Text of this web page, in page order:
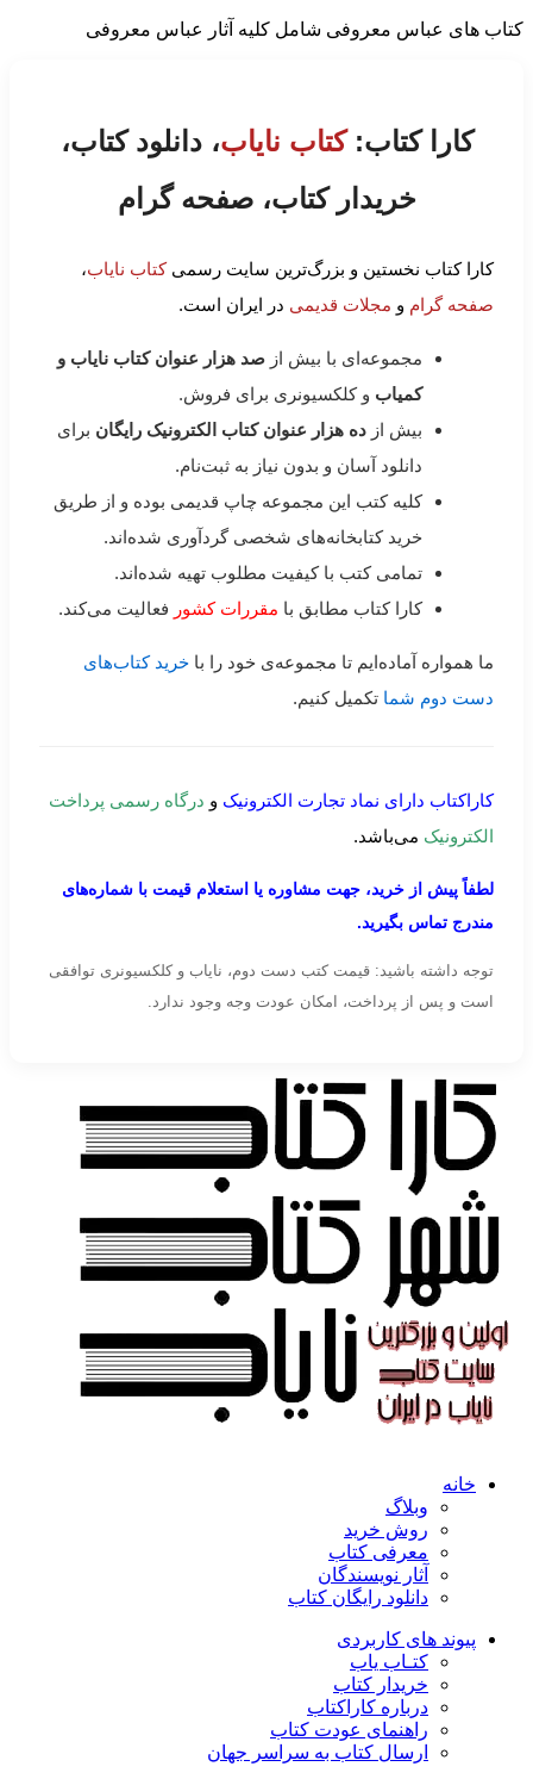
کتاب های عباس معروفی شامل کلیه آثار عباس معروفی
کارا کتاب:کتاب نایاب، دانلود کتاب،
خریدار کتاب، صفحه گرام
کارا کتاب نخستین و بزرگ‌ترین سایت رسمیکتاب نایاب،
صفحه گرام و مجلات قدیمی در ایران است.
مجموعه‌ای با بیش از صد هزار عنوان کتاب نایاب و
کمیاب و کلکسیونری برای فروش.
بیش از ده هزار عنوان کتاب الکترونیک رایگان برای
دانلود آسان و بدون نیاز به ثبت‌نام.
کلیه کتب این مجموعه چاپ قدیمی بوده و از طریق
خرید کتابخانه‌های شخصی گردآوری شده‌اند.
تمامی کتب با کیفیت مطلوب تهیه شده‌اند.
کارا کتاب مطابق با مقررات کشور فعالیت می‌کند.
ما همواره آماده‌ایم تا مجموعه‌ی خود را با خرید کتاب‌های
دست دوم شما تکمیل کنیم.
کاراکتاب دارای نماد تجارت الکترونیک و درگاه رسمی پرداخت
الکترونیک می‌باشد.
لطفاً پیش از خرید، جهت مشاوره یا استعلام قیمت با شماره‌های
مندرج تماس بگیرید.
توجه داشته باشید: قیمت کتب دست دوم، نایاب و کلکسیونری توافقی
است و پس از پرداخت، امکان عودت وجه وجود ندارد.
خانه
وبلاگ
روش خرید
معرفی کتاب
آثار نویسندگان
دانلود رایگان کتاب
پیوند های کاربردی
کتـاب یاب
خریدار کتاب
درباره کاراکتاب
راهنمای عودت کتاب
ارسال کتاب به سراسر جهان